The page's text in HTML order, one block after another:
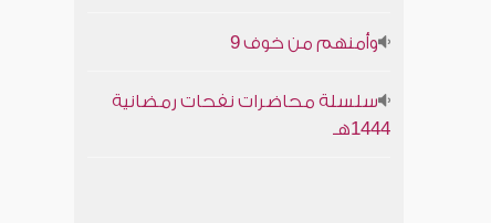
وأمنهم من خوف 9
سلسلة محاضرات نفحات رمضانية
1444هـ